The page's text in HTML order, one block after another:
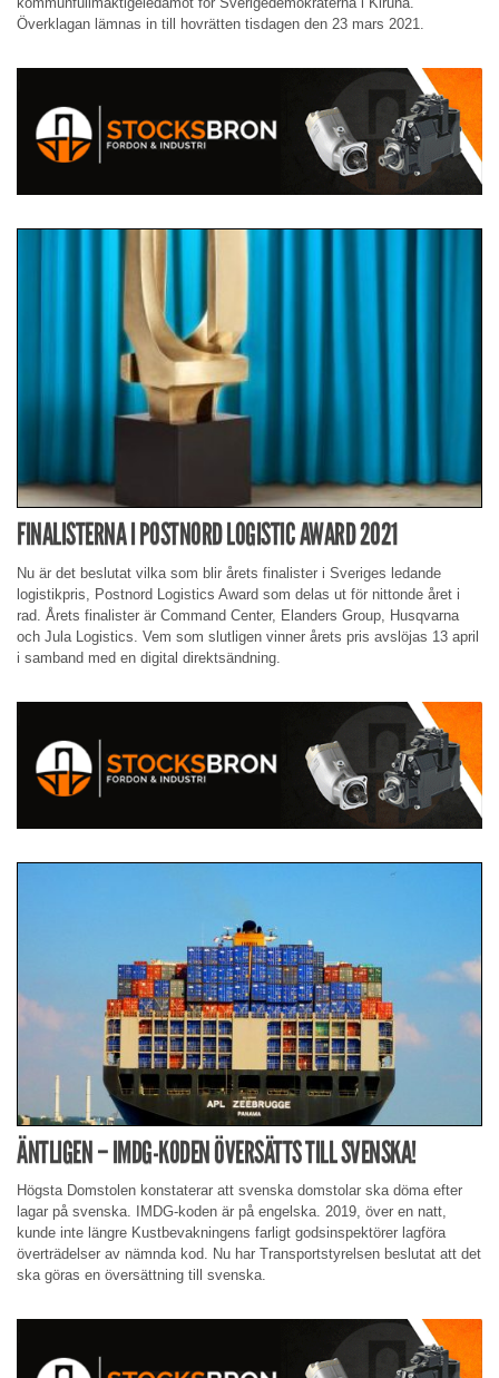
Överklagan lämnas in till hovrätten tisdagen den 23 mars 2021.
FINALISTERNA I POSTNORD LOGISTIC AWARD 2021
Nu är det beslutat vilka som blir årets finalister i Sveriges ledande
logistikpris, Postnord Logistics Award som delas ut för nittonde året i
rad. Årets finalister är Command Center, Elanders Group, Husqvarna
och Jula Logistics. Vem som slutligen vinner årets pris avslöjas 13 april
i samband med en digital direktsändning.
ÄNTLIGEN – IMDG-KODEN ÖVERSÄTTS TILL SVENSKA!
Högsta Domstolen konstaterar att svenska domstolar ska döma efter
lagar på svenska. IMDG-koden är på engelska. 2019, över en natt,
kunde inte längre Kustbevakningens farligt godsinspektörer lagföra
överträdelser av nämnda kod. Nu har Transportstyrelsen beslutat att det
ska göras en översättning till svenska.